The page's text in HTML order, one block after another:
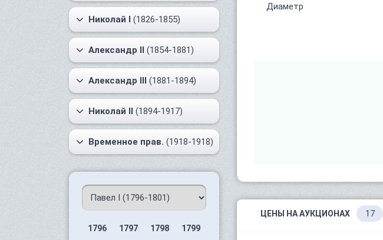
Николай I (1826-1855)
Александр II (1854-1881)
Александр III (1881-1894)
Николай II (1894-1917)
Временное прав. (1918-1918)
1796 1797 1798
1799
Диаметр
ЦЕНЫ НА АУКЦИОНАХ 17